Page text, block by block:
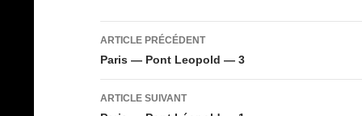
Navigation
des
articles
ARTICLE PRÉCÉDENT
Paris — Pont Leopold — 3
ARTICLE SUIVANT